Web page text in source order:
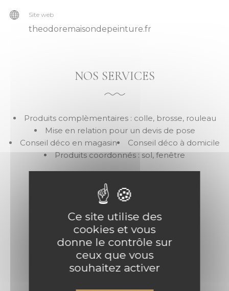
Site web
theodoremaisondepeinture.fr
NOS SERVICES
Produits complèmentaires : colle, brosse, rouleau
Mise en relation pour un devis de pose
Conseil déco en magasin
Conseil déco à domicile
Produits coordonnés : sol, fenêtre
NOS MARQUES
Ce site utilise des
cookies et vous
donne le contrôle sur
ceux que vous
souhaitez activer